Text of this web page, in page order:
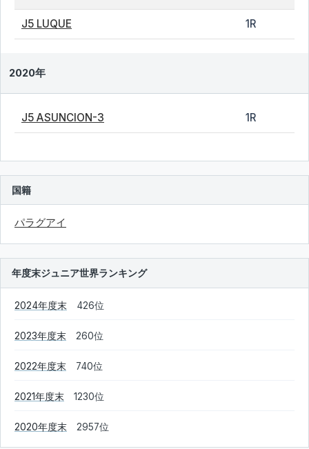
J5 LUQUE 1R
2020年
J5 ASUNCION-3 1R
国籍
パラグアイ
年度末ジュニア世界ランキング
2024年度末 426位
2023年度末 260位
2022年度末 740位
2021年度末 1230位
2020年度末 2957位